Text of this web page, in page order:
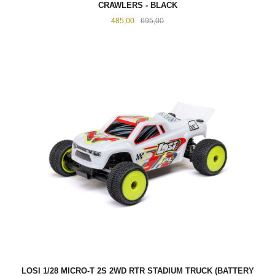
CRAWLERS - BLACK
Tilbud
485,00 695,00Rabatt
LOSI 1/28 MICRO-T 2S 2WD RTR STADIUM TRUCK (BATTERY